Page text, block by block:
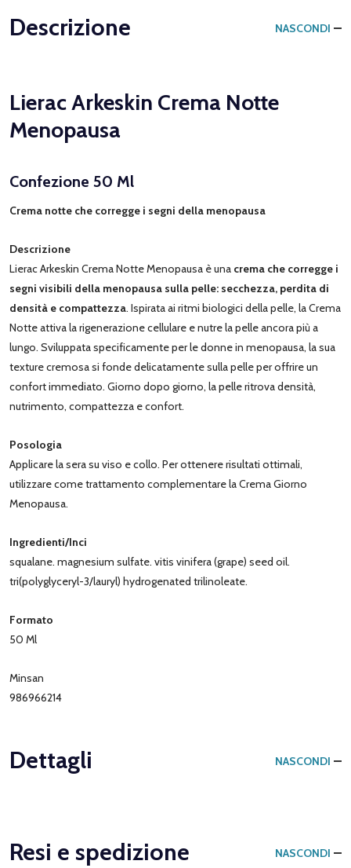
Descrizione NASCONDI
Lierac Arkeskin Crema Notte
Menopausa
Confezione 50 Ml
Crema notte che corregge i segni della menopausa
Descrizione
Lierac Arkeskin Crema Notte Menopausa è una crema che corregge i
segni visibili della menopausa sulla pelle: secchezza, perdita di
densità e compattezza. Ispirata ai ritmi biologici della pelle, la Crema
Notte attiva la rigenerazione cellulare e nutre la pelle ancora più a
lungo. Sviluppata specificamente per le donne in menopausa, la sua
texture cremosa si fonde delicatamente sulla pelle per offrire un
confort immediato. Giorno dopo giorno, la pelle ritrova densità,
nutrimento, compattezza e confort.
Posologia
Applicare la sera su viso e collo. Per ottenere risultati ottimali,
utilizzare come trattamento complementare la Crema Giorno
Menopausa.
Ingredienti/Inci
squalane. magnesium sulfate. vitis vinifera (grape) seed oil.
tri(polyglyceryl-3/lauryl) hydrogenated trilinoleate.
Formato
50 Ml
Minsan
986966214
Dettagli NASCONDI
Resi e spedizione NASCONDI